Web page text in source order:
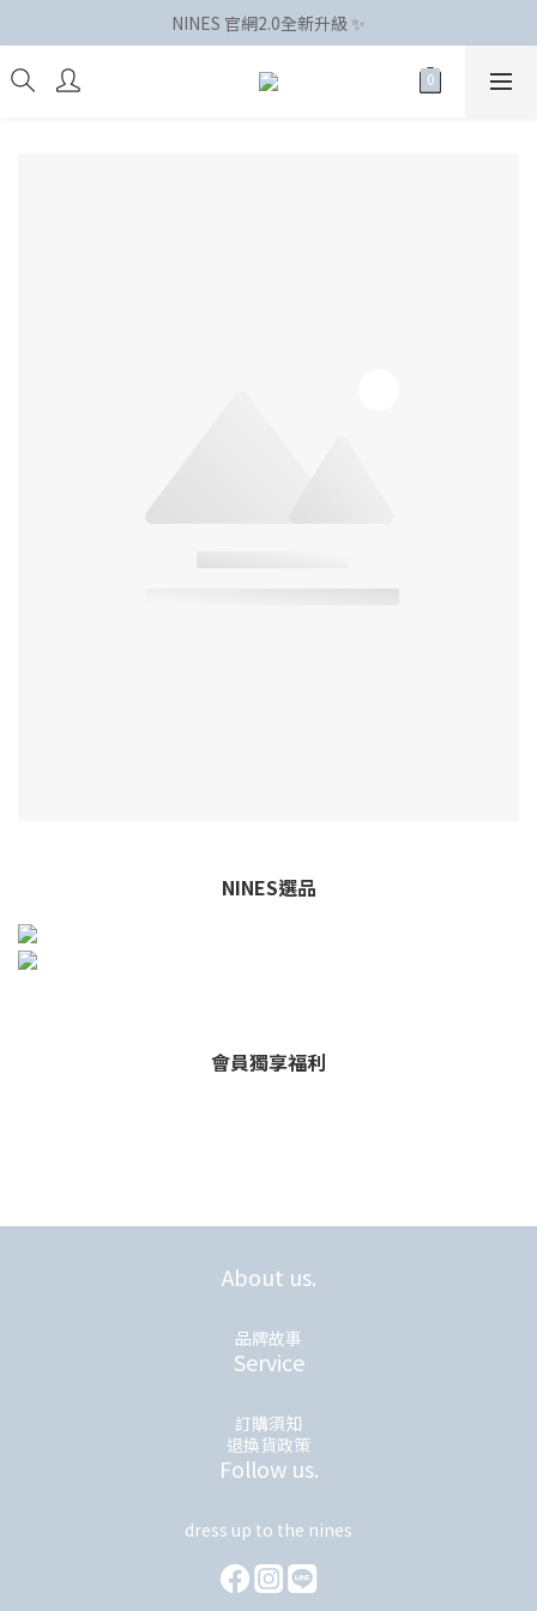
NINES 官網2.0全新升級 ✨
NINES選品
會員獨享福利
About us.
品牌故事
Service
訂購須知
退換貨政策
Follow us.
dress up to the nines